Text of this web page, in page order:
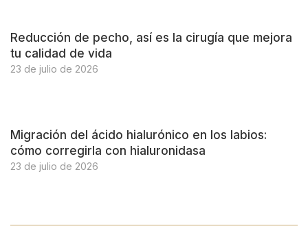
Reducción de pecho, así es la cirugía que mejora
tu calidad de vida
23 de julio de 2026
Migración del ácido hialurónico en los labios:
cómo corregirla con hialuronidasa
23 de julio de 2026